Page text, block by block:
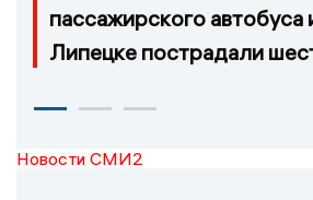
пассажирского автобуса
Липецке пострадали
Новости СМИ2